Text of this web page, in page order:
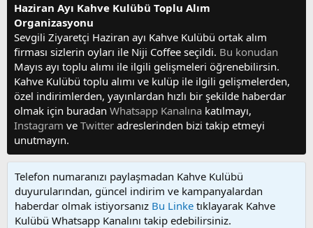
Haziran Ayı Kahve Kulübü Toplu Alım
Organizasyonu
Sevgili Ziyaretçi Haziran ayı Kahve Kulübü ortak alım
firması sizlerin oyları ile Niji Coffee seçildi. Bu konudan
Mayıs ayı toplu alımı ile ilgili gelişmeleri öğrenebilirsin.
Kahve Kulübü toplu alımı ve kulüp ile ilgili gelişmelerden,
özel indirimlerden, yayınlardan hızlı bir şekilde haberdar
olmak için buradan Whatsapp Kanalına katılmayı,
Instagram ve Twitter adreslerinden bizi takip etmeyi
unutmayın.
Telefon numaranızı paylaşmadan Kahve Kulübü
duyurularından, güncel indirim ve kampanyalardan
haberdar olmak istiyorsanız Bu Linke tıklayarak Kahve
Kulübü Whatsapp Kanalını takip edebilirsiniz.